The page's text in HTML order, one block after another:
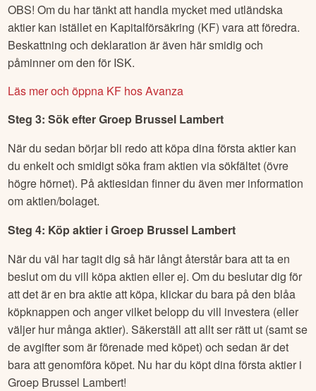
OBS! Om du har tänkt att handla mycket med utländska
aktier kan istället en Kapitalförsäkring (KF) vara att föredra.
Beskattning och deklaration är även här smidig och
påminner om den för ISK.
Läs mer och öppna KF hos Avanza
Steg 3: Sök efterGroep Brussel Lambert
När du sedan börjar bli redo att köpa dina första aktier kan
du enkelt och smidigt söka fram aktien via sökfältet (övre
högre hörnet). På aktiesidan finner du även mer information
om aktien/bolaget.
Steg 4: Köp aktier iGroep Brussel Lambert
När du väl har tagit dig så här långt återstår bara att ta en
beslut om du vill köpa aktien eller ej. Om du beslutar dig för
att det är en bra aktie att köpa, klickar du bara på den blåa
köpknappen och anger vilket belopp du vill investera (eller
väljer hur många aktier). Säkerställ att allt ser rätt ut (samt se
de avgifter som är förenade med köpet) och sedan är det
bara att genomföra köpet. Nu har du köpt dina första aktier i
Groep Brussel Lambert!